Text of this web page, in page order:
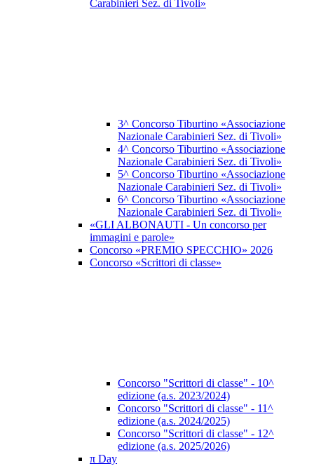
Carabinieri Sez. di Tivoli»
3^ Concorso Tiburtino «Associazione
Nazionale Carabinieri Sez. di Tivoli»
4^ Concorso Tiburtino «Associazione
Nazionale Carabinieri Sez. di Tivoli»
5^ Concorso Tiburtino «Associazione
Nazionale Carabinieri Sez. di Tivoli»
6^ Concorso Tiburtino «Associazione
Nazionale Carabinieri Sez. di Tivoli»
«GLI ALBONAUTI - Un concorso per
immagini e parole»
Concorso «PREMIO SPECCHIO» 2026
Concorso «Scrittori di classe»
Concorso "Scrittori di classe" - 10^
edizione (a.s. 2023/2024)
Concorso "Scrittori di classe" - 11^
edizione (a.s. 2024/2025)
Concorso "Scrittori di classe" - 12^
edizione (a.s. 2025/2026)
π Day